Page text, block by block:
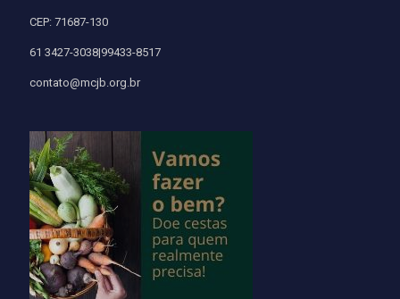
CEP: 71687-130
61 3427-3038|99433-8517
contato@mcjb.org.br